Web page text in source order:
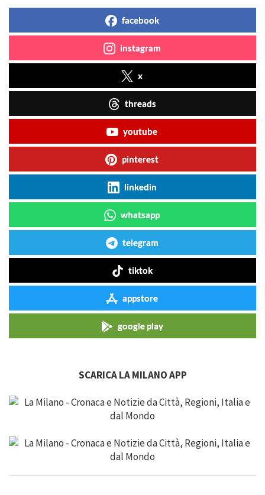
facebook
instagram
x
threads
youtube
pinterest
linkedin
whatsapp
telegram
tiktok
appstore
google play
SCARICA LA MILANO APP